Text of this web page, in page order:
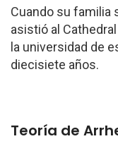
Cuando su familia
asistió al
la universidad de
diecisiete años.
Teoría de